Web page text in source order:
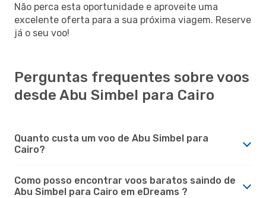
Não perca esta oportunidade e aproveite uma
excelente oferta para a sua próxima viagem. Reserve
já o seu voo!
Perguntas frequentes sobre voos
desde Abu Simbel para Cairo
Quanto custa um voo de Abu Simbel para
Cairo?
Como posso encontrar voos baratos saindo de
Abu Simbel para Cairo em eDreams ?